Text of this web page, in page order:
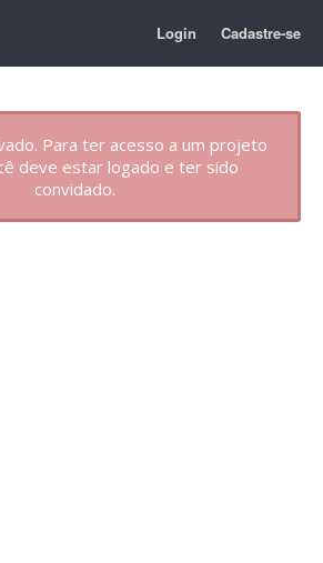
Login Cadastre-se
Para ter acesso a um projeto
deve estar logado e ter sido
convidado.